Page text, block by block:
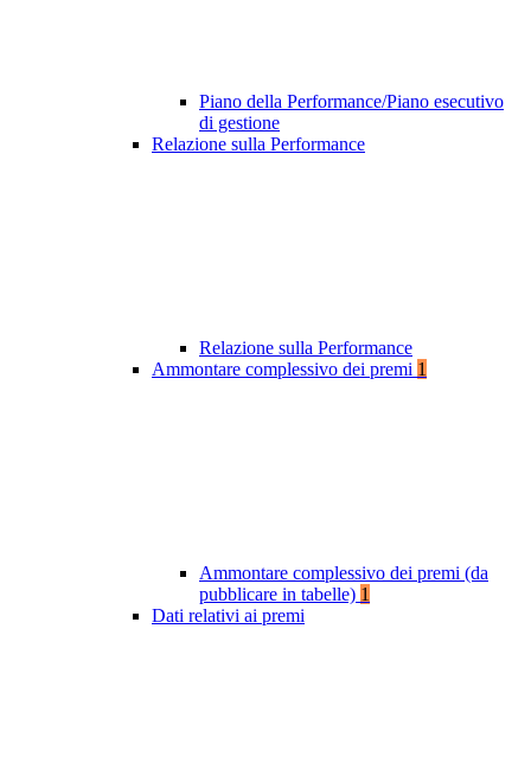
Piano della Performance/Piano esecutivo
di gestione
Relazione sulla Performance
Relazione sulla Performance
Ammontare complessivo dei premi 1
Ammontare complessivo dei premi (da
pubblicare in tabelle) 1
Dati relativi ai premi